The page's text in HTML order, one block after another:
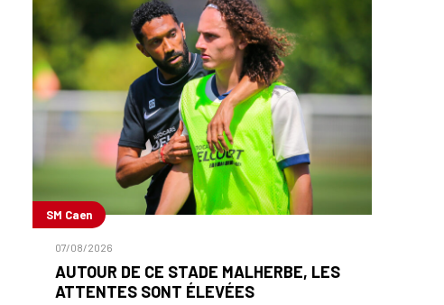
SM Caen
07/08/2026
AUTOUR DE CE STADE MALHERBE, LES
ATTENTES SONT ÉLEVÉES